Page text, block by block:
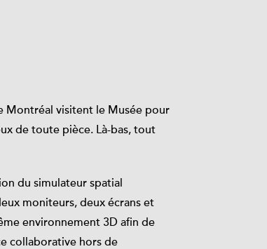
Montréal visitent le Musée pour
de toute pièce. Là-bas, tout
du simulateur spatial
moniteurs, deux écrans et
environnement 3D afin de
collaborative hors de